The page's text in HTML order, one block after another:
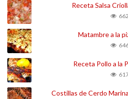
Receta Salsa
Matambre a la
Receta Pollo a la
Costillas de Cerdo